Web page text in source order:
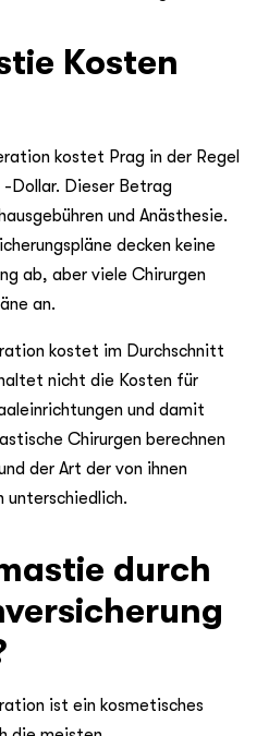
Kosten
kostet Prag in der Regel
Dollar. Dieser Betrag
und Anästhesie.
decken keine
ab, aber viele Chirurgen
an.
kostet im Durchschnitt
nicht die Kosten für
und damit
Chirurgen berechnen
der Art der von ihnen
unterschiedlich.
durch
ist ein kosmetisches